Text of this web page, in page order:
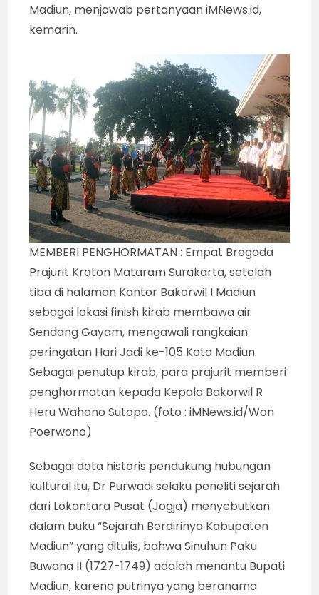
Madiun, menjawab pertanyaan iMNews.id,
kemarin.
MEMBERI PENGHORMATAN : Empat Bregada
Prajurit Kraton Mataram Surakarta, setelah
tiba di halaman Kantor Bakorwil I Madiun
sebagai lokasi finish kirab membawa air
Sendang Gayam, mengawali rangkaian
peringatan Hari Jadi ke-105 Kota Madiun.
Sebagai penutup kirab, para prajurit memberi
penghormatan kepada Kepala Bakorwil R
Heru Wahono Sutopo. (foto : iMNews.id/Won
Poerwono)
Sebagai data historis pendukung hubungan
kultural itu, Dr Purwadi selaku peneliti sejarah
dari Lokantara Pusat (Jogja) menyebutkan
dalam buku “Sejarah Berdirinya Kabupaten
Madiun” yang ditulis, bahwa Sinuhun Paku
Buwana II (1727-1749) adalah menantu Bupati
Madiun, karena putrinya yang beranama